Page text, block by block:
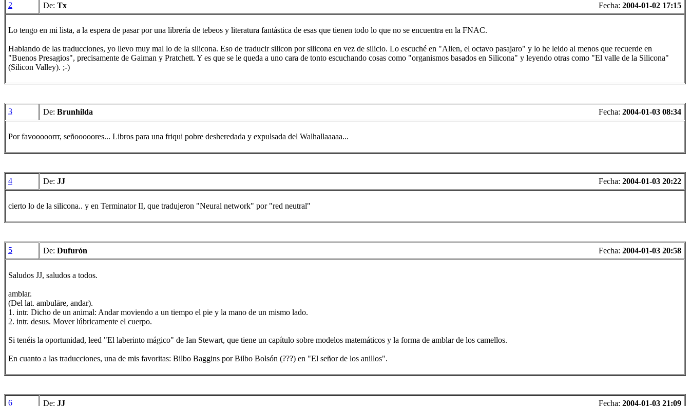
2 De: Tx Fecha: 2004-01-02 17:15
Lo tengo en mi lista, a la espera de pasar por una librería de tebeos y literatura fantástica de esas que tienen todo lo que no se encuentra en la FNAC.
Hablando de las traducciones, yo llevo muy mal lo de la silicona. Eso de traducir silicon por silicona en vez de silicio. Lo escuché en "Alien, el octavo pasajaro" y lo he leido al menos que recuerde en
"Buenos Presagios", precisamente de Gaiman y Pratchett. Y es que se le queda a uno cara de tonto escuchando cosas como "organismos basados en Silicona" y leyendo otras como "El valle de la Silicona"
(Silicon Valley). ;-)
3 De: Brunhilda Fecha: 2004-01-03 08:34
Por favooooorrr, señooooores... Libros para una friqui pobre desheredada y expulsada del Walhallaaaaa...
4 De: JJ Fecha: 2004-01-03 20:22
cierto lo de la silicona.. y en Terminator II, que tradujeron "Neural network" por "red neutral"
5 De: Dufurón Fecha: 2004-01-03 20:58
Saludos JJ, saludos a todos.
amblar.
(Del lat. ambulāre, andar).
1. intr. Dicho de un animal: Andar moviendo a un tiempo el pie y la mano de un mismo lado.
2. intr. desus. Mover lúbricamente el cuerpo.
Si tenéis la oportunidad, leed "El laberinto mágico" de Ian Stewart, que tiene un capítulo sobre modelos matemáticos y la forma de amblar de los camellos.
En cuanto a las traducciones, una de mis favoritas: Bilbo Baggins por Bilbo Bolsón (???) en "El señor de los anillos".
6 De: JJ Fecha: 2004-01-03 21:09